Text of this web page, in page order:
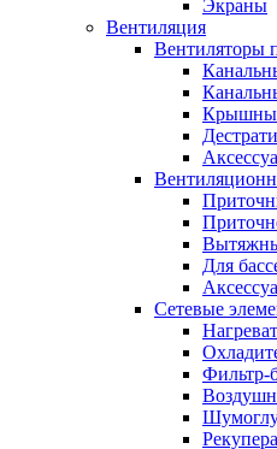
Экраны
Вентиляция
Вентиляторы
Для
Сетевые
Фильтр-